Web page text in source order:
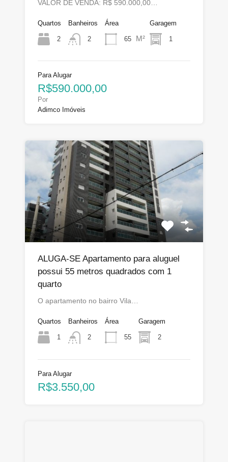
VALOR DE VENDA: R$ 590.000,00…
Quartos
2
Banheiros
2
Área
65 M²
Garagem
1
Para Alugar
R$590.000,00
Por
Adimco Imóveis
ALUGA-SE Apartamento para aluguel
possui 55 metros quadrados com 1
quarto
O apartamento no bairro Vila…
Quartos
1
Banheiros
2
Área
55
Garagem
2
Para Alugar
R$3.550,00